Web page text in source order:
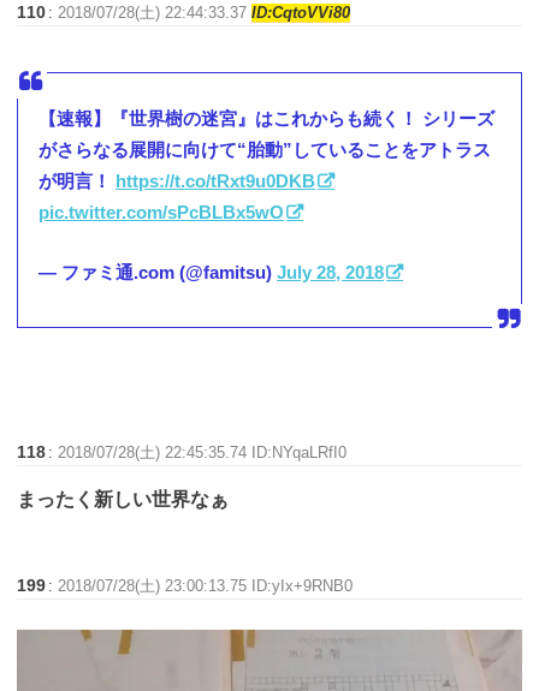
110 : 2018/07/28(土) 22:44:33.37ID:CqtoVVi80
【速報】『世界樹の迷宮』はこれからも続く！ シリーズ
がさらなる展開に向けて“胎動”していることをアトラス
が明言！ https://t.co/tRxt9u0DKB
pic.twitter.com/sPcBLBx5wO
— ファミ通.com (@famitsu)July 28, 2018
118 :2018/07/28(土) 22:45:35.74 ID:NYqaLRfI0
まったく新しい世界なぁ
199 :2018/07/28(土) 23:00:13.75 ID:yIx+9RNB0